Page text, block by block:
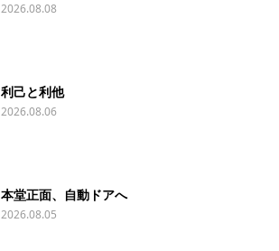
2026.08.08
利己と利他
2026.08.06
本堂正面、自動ドアへ
2026.08.05